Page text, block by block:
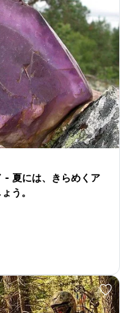
- 夏には、きらめくア
う。